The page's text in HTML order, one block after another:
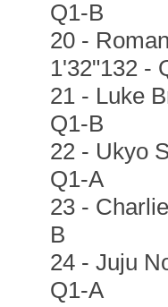
Q1-B
20 -
1'32"132 -
21 - Luke
Q1-B
22 - Ukyo
Q1-A
23 -
B
24 - Juju
Q1-A